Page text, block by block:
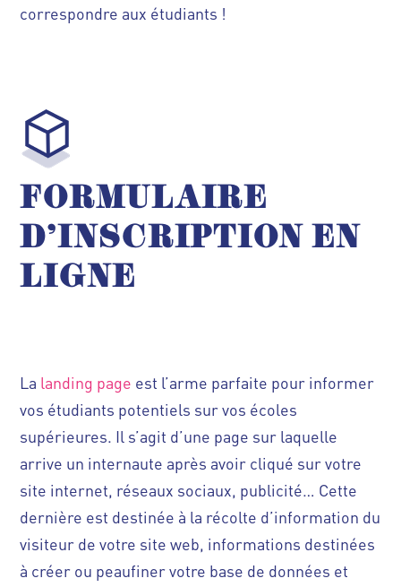
correspondre aux étudiants !
FORMULAIRE
D’INSCRIPTION EN
LIGNE
La landing page est l’arme parfaite pour informer
vos étudiants potentiels sur vos écoles
supérieures. Il s’agit d’une page sur laquelle
arrive un internaute après avoir cliqué sur votre
site internet, réseaux sociaux, publicité… Cette
dernière est destinée à la récolte d’information du
visiteur de votre site web, informations destinées
à créer ou peaufiner votre base de données et